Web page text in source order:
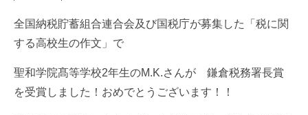
全国納税貯蓄組合連合会及び国税庁が募集した「税に関
する高校生の作文」で
聖和学院髙等学校2年生のM.K.さんが 鎌倉税務署長賞
を受賞しました！おめでとうございます！！